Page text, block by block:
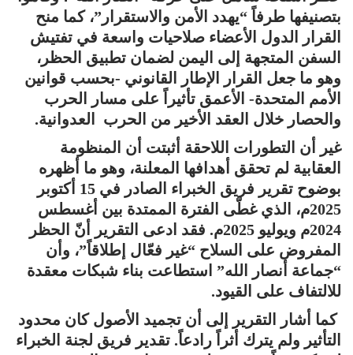
بتصنيفها طرفاً “يهدد الأمن والاستقرار”، كما منح
القرار الدول الأعضاء صلاحيات واسعة في تفتيش
السفن المتجهة إلى اليمن لضمان تطبيق الحظر،
وهو ما جعل القرار الإطار القانوني -بحسب قوانين
الأمم المتحدة- الأعمق تأثيراً على مسار الحرب
والحصار خلال العقد الأخير من الحرب العدوانية.
غير أن التطورات اللاحقة أثبتت أن المنظومة
العقابية لم تحقق أهدافها المعلنة، وهو ما أظهره
بوضوح تقرير فريق الخبراء الصادر في 15 أكتوبر
2025م، الذي غطّى الفترة الممتدة بين أغسطس
2024م ويوليو 2025م. فقد ادعى التقرير أنّ الحظر
المفروض على السلاح “غير فعّال إطلاقاً”، وأن
“جماعة أنصار الله” استطاعت بناء شبكات معقدة
للالتفاف على القيود.
كما أشار التقرير إلى أن تجميد الأصول كان محدود
التأثير ولم يترك أثراً رادعاً. تقدير فريق لجنة الخبراء